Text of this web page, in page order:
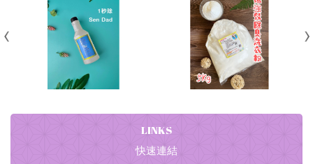
LINKS
快速連結